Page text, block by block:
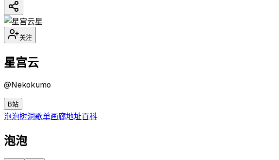
星
关注
星宫云
@Nekokumo
B站
泡泡树洞歌单画廊地址百科
泡泡